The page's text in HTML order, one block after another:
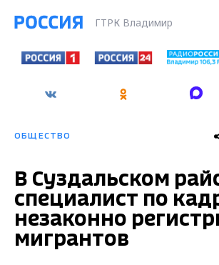
ГТРК Владимир
ОБЩЕСТВО
В Суздальском
специалист по
незаконно
мигрантов